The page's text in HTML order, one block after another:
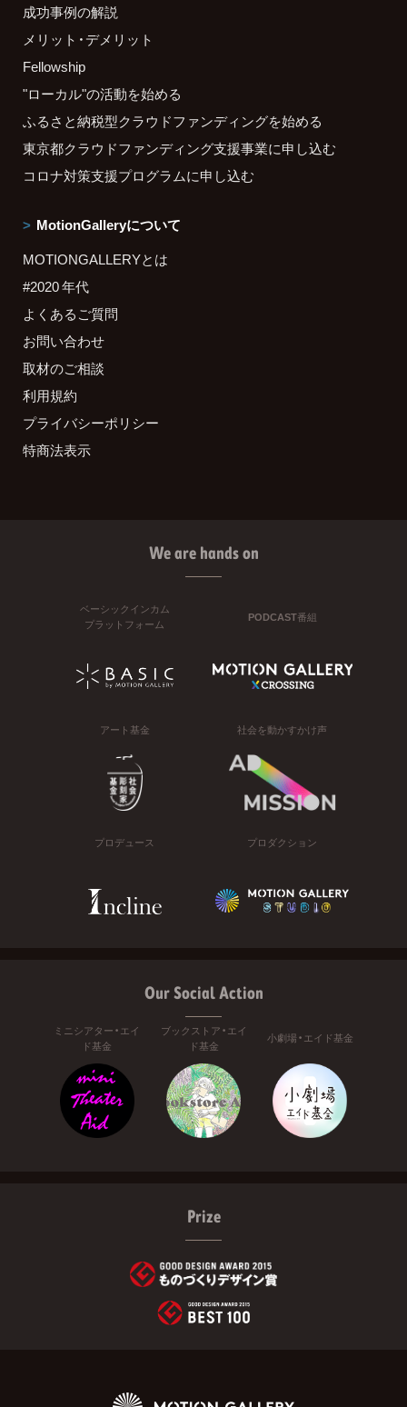
成功事例の解説
メリット・デメリット
Fellowship
"ローカル"の活動を始める
ふるさと納税型クラウドファンディングを始める
東京都クラウドファンディング支援事業に申し込む
コロナ対策支援プログラムに申し込む
MotionGalleryについて
MOTIONGALLERYとは
#2020 年代
よくあるご質問
お問い合わせ
取材のご相談
利用規約
プライバシーポリシー
特商法表示
We are hands on
ベーシックインカム
プラットフォーム
PODCAST番組
アート基金 社会を動かすかけ声
プロデュース プロダクション
Our Social Action
ミニシアター・エイ
ド基金
ブックストア・エイ
ド基金
小劇場・エイド基金
Prize